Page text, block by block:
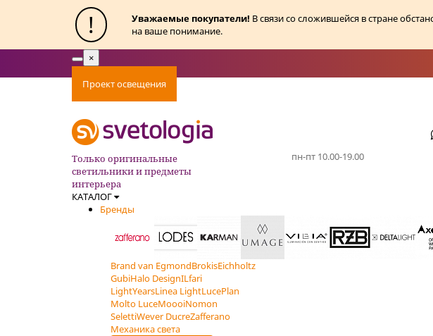
! Уважаемые покупатели! В связи со сложившейся в стране
на ваше понимание.
Toggle
×
Проект освещения
Только оригинальные
светильники и предметы
интерьера
пн-пт 10.00-19.00
КАТАЛОГ
Бренды
Brand van EgmondBrokisEichholtz
GubiHalo DesignILfari
LightYearsLinea LightLucePlan
Molto LuceMoooiNomon
SelettiWever DucreZafferano
Механика света